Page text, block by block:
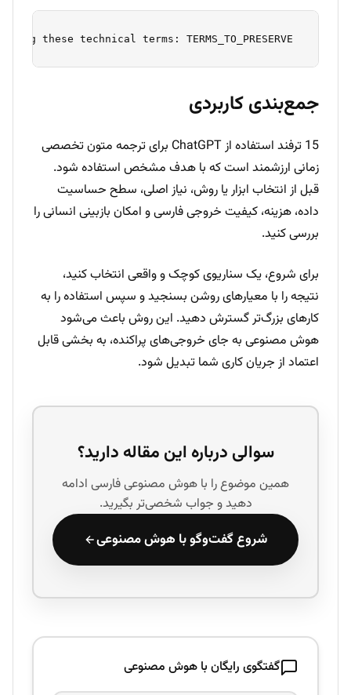
جمع‌بندی کاربردی
15 ترفند استفاده از ChatGPT برای ترجمه متون تخصصی
زمانی ارزشمند است که با هدف مشخص استفاده شود.
قبل از انتخاب ابزار یا روش، نیاز اصلی، سطح حساسیت
داده، هزینه، کیفیت خروجی فارسی و امکان بازبینی انسانی را
بررسی کنید.
برای شروع، یک سناریوی کوچک و واقعی انتخاب کنید،
نتیجه را با معیارهای روشن بسنجید و سپس استفاده را به
کارهای بزرگ‌تر گسترش دهید. این روش باعث می‌شود
هوش مصنوعی به جای خروجی‌های پراکنده، به بخشی قابل
اعتماد از جریان کاری شما تبدیل شود.
سوالی درباره این مقاله دارید؟
همین موضوع را با هوش مصنوعی فارسی ادامه
دهید و جواب شخصی‌تر بگیرید.
شروع گفت‌وگو با هوش مصنوعی
گفتگوی رایگان با هوش مصنوعی